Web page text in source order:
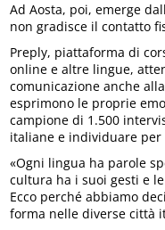
Ad Aosta, poi, emerge
non gradisce il contatto
Preply, piattaforma di
online e altre lingue,
comunicazione anche
esprimono le proprie
campione di 1.500
italiane e individuare
«Ogni lingua ha parole
cultura ha i suoi gesti e
Ecco perché abbiamo
forma nelle diverse città